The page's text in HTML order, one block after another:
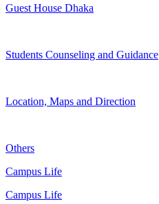
Guest House Dhaka
Students Counseling and Guidance
Location, Maps and Direction
Others
Campus Life
Campus Life